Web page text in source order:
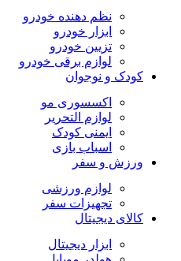
نظم دهنده خودرو
ابزار خودرو
تزیین خودرو
لوازم برقی خودرو
کودک و نوجوان
اکسسوری مو
لوازم التحریر
ایمنی کودک
اسباب بازی
ورزش و سفر
لوازم ورزشی
تجهیزات سفر
کالای دیجیتال
ابزار دیجیتال